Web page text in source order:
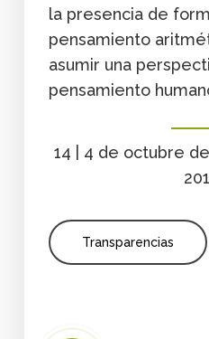
la presencia de
pensamiento
asumir una
pensamiento
14 | 4 de octubre
Transparencias